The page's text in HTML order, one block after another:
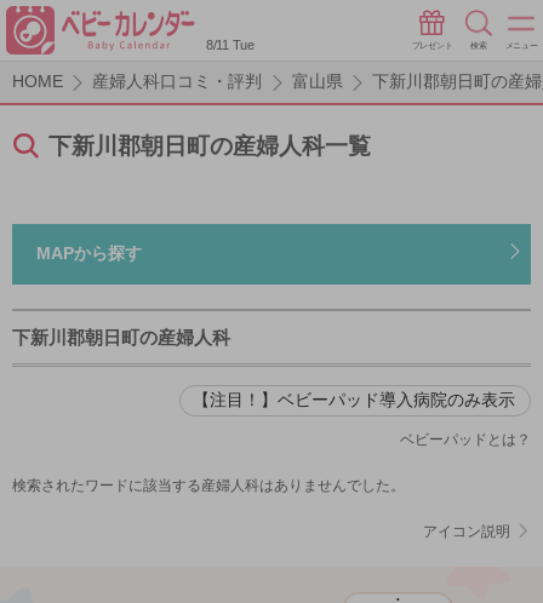
8/11 Tue プレゼント 検索 メニュー
HOME 産婦人科口コミ・評判 富山県 下新川郡朝日町の産
下新川郡朝日町の産婦人科一覧
MAPから探す
下新川郡朝日町の産婦人科
【注目！】ベビーパッド導入病院のみ表示
ベビーパッドとは？
検索されたワードに該当する産婦人科はありませんでした。
アイコン説明